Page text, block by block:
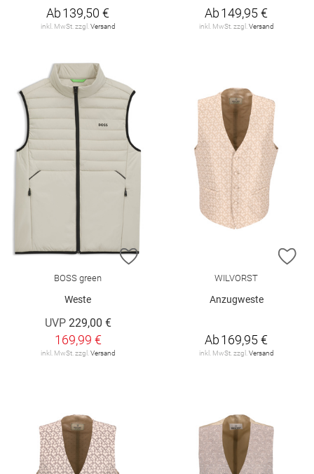
Ab139,50 €
inkl. MwSt. zzgl. Versand
Ab149,95 €
inkl. MwSt. zzgl. Versand
ZUR WUNSCHLISTE HINZUFÜGEN
BOSS green
Weste
UVP 229,00 €
169,99 €
inkl. MwSt. zzgl. Versand
WILVORST
Anzugweste
Ab169,95 €
inkl. MwSt. zzgl. Versand